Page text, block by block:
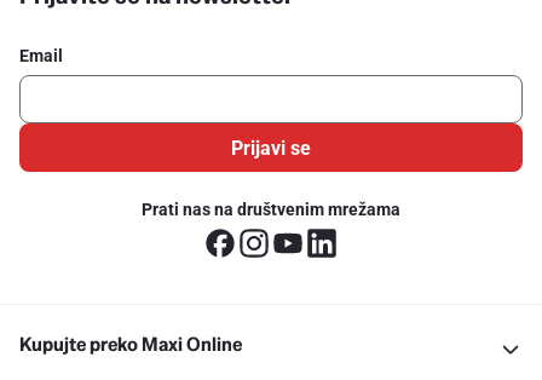
Email
Prijavi se
Prati nas na društvenim mrežama
Kupujte preko Maxi Online